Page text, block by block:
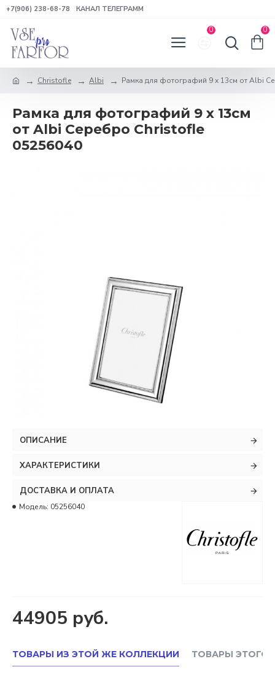
+7(906) 238-68-78 КАНАЛ ТЕЛЕГРАММ
0 0
Christofle Albi Рамка для фотографий 9 x 13см от Albi
Рамка для фотографий 9 x 13см
от Albi Серебро Christofle
05256040
ОПИСАНИЕ
ХАРАКТЕРИСТИКИ
ДОСТАВКА И ОПЛАТА
44905 руб.
Модель: 05256040
ТОВАРЫ ИЗ ЭТОЙ ЖЕ КОЛЛЕКЦИИ ТОВАРЫ ЭТОГО